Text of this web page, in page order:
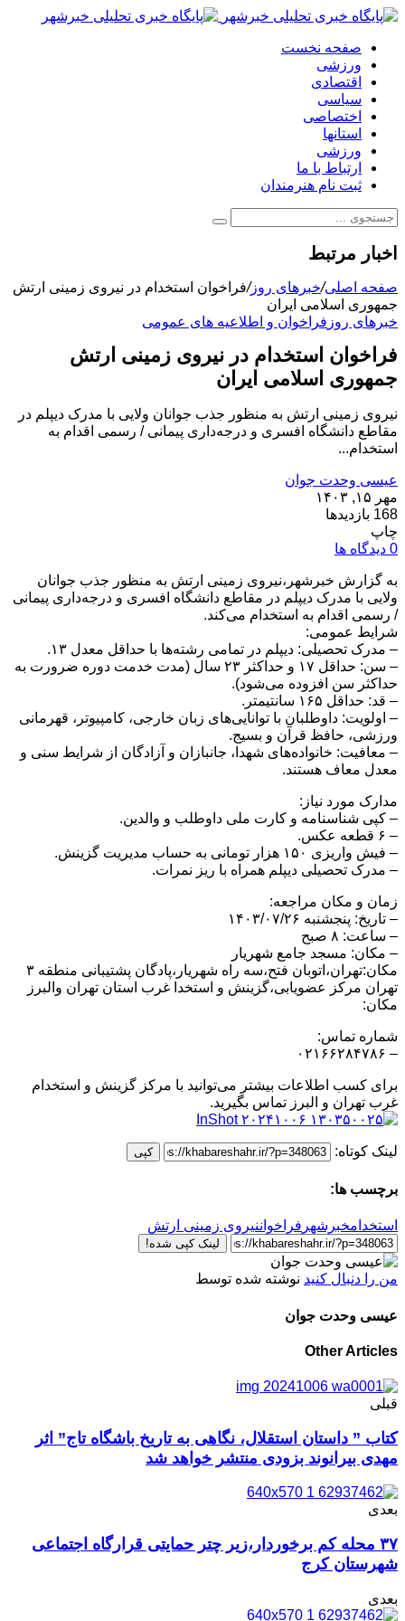
صفحه نخست
ورزشی
اقتصادی
سیاسی
اختصاصی
استانها
ورزشی
ارتباط با ما
ثبت نام هنرمندان
اخبار مرتبط
صفحه اصلی/خبرهای روز/فراخوان استخدام در نیروی زمینی ارتش
جمهوری اسلامی ایران
خبرهای روز فراخوان و اطلاعیه های عمومی
فراخوان استخدام در نیروی زمینی ارتش
جمهوری اسلامی ایران
نیروی زمینی ارتش به منظور جذب جوانان ولایی با مدرک دیپلم در
مقاطع دانشگاه افسری و درجه‌داری پیمانی / رسمی اقدام به
استخدام...
عیسی وحدت جوان
مهر ۱۵, ۱۴۰۳
168 بازدیدها
چاپ
0 دیدگاه ها
به گزارش خبرشهر،نیروی زمینی ارتش به منظور جذب جوانان
ولایی با مدرک دیپلم در مقاطع دانشگاه افسری و درجه‌داری پیمانی
/ رسمی اقدام به استخدام می‌کند.
شرایط عمومی:
– مدرک تحصیلی: دیپلم در تمامی رشته‌ها با حداقل معدل ۱۳.
– سن: حداقل ۱۷ و حداکثر ۲۳ سال (مدت خدمت دوره ضرورت به
حداکثر سن افزوده می‌شود).
– قد: حداقل ۱۶۵ سانتیمتر.
– اولویت: داوطلبان با توانایی‌های زبان خارجی، کامپیوتر، قهرمانی
ورزشی، حافظ قرآن و بسیج.
– معافیت: خانواده‌های شهدا، جانبازان و آزادگان از شرایط سنی و
معدل معاف هستند.
مدارک مورد نیاز:
– کپی شناسنامه و کارت ملی داوطلب و والدین.
– ۶ قطعه عکس.
– فیش واریزی ۱۵۰ هزار تومانی به حساب مدیریت گزینش.
– مدرک تحصیلی دیپلم همراه با ریز نمرات.
زمان و مکان مراجعه:
– تاریخ: پنجشنبه ۱۴۰۳/۰۷/۲۶
– ساعت: ۸ صبح
– مکان: مسجد جامع شهریار
مکان:تهران،اتوبان فتح،سه راه شهریار،پادگان پشتیبانی منطقه ۳
تهران مرکز عضویابی،گزینش و استخدا غرب استان تهران والبرز
مکان:
شماره تماس:
– ۰۲۱۶۶۲۸۴۷۸۶
برای کسب اطلاعات بیشتر می‌توانید با مرکز گزینش و استخدام
غرب تهران و البرز تماس بگیرید.
لینک کوتاه: کپی
برچسب ها:
استخدامخبرشهر فراخواننیروی زمینی ارتش
لینک کپی شده!
من را دنبال کنید نوشته شده توسط
عیسی وحدت جوان
Other Articles
قبلی
کتاب ” داستان استقلال، نگاهی به تاریخ باشگاه تاج” اثر
مهدی بیرانوند بزودی منتشر خواهد شد
بعدی
۳۷ محله کم برخوردار،زیر چتر حمایتی قرارگاه اجتماعی
شهرستان کرج
بعدی